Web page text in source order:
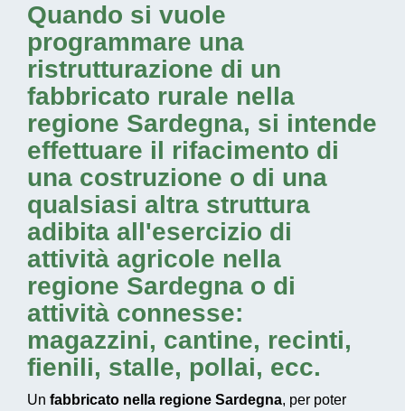
Quando si vuole
programmare una
ristrutturazione di un
fabbricato rurale nella
regione Sardegna, si intende
effettuare il rifacimento di
una costruzione o di una
qualsiasi altra struttura
adibita all'esercizio di
attività agricole nella
regione Sardegna o di
attività connesse:
magazzini, cantine, recinti,
fienili, stalle, pollai, ecc.
Un fabbricato nella regione Sardegna, per poter